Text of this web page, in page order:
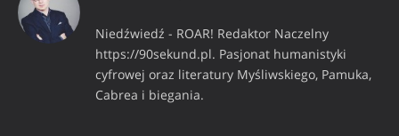
Niedźwiedź - ROAR! Redaktor Naczelny
https://90sekund.pl. Pasjonat humanistyki
cyfrowej oraz literatury Myśliwskiego, Pamuka,
Cabrea i biegania.